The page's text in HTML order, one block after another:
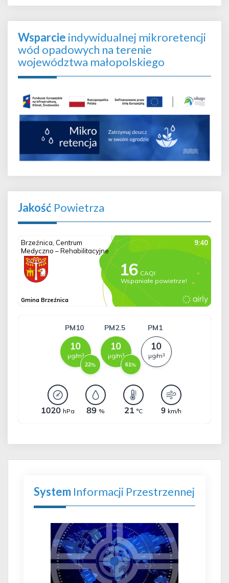
Wsparcie indywidualnej mikroretencji
wód opadowych na terenie
województwa małopolskiego
Jakość Powietrza
System Informacji Przestrzennej